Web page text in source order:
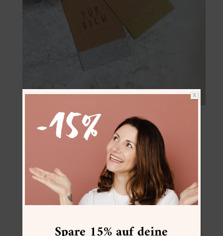
Verwendete Materialien:
Folia Glitter Tape
Kraftpapierblock
Folia Bastelschere
X